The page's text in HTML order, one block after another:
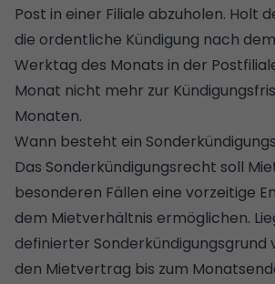
Post in einer Filiale abzuholen. Holt
die ordentliche Kündigung nach
Werktag des Monats in der
Monat nicht mehr zur
Monaten.
Wann besteht ein
Das Sonderkündigungsrecht soll
besonderen Fällen eine vorzeitige
dem Mietverhältnis ermöglichen.
definierter Sonderkündigungsgrund
den Mietvertrag bis zum